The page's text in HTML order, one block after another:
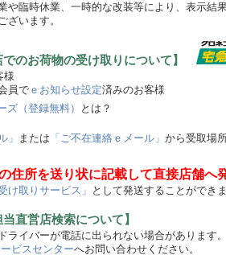
や臨時休業、一時的な改装等により、表示結
います。
でのお荷物の受け取りについて】
様
員で ｅお知らせ設定済みのお客様
ズ（登録無料）
とは？
」
または 「ご不在連絡ｅメール」 から受取場
住所を送り状に記載して直接店舗へ
け取りサービス」 として発送することができま
直営店検索について】
イバーが電話に出られない場合があります。
ビスセンターへお問い合わせください。